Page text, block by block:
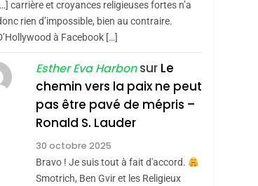
Contre
L’antisémitisme
FRANCE ISRAÉL
FIÈRE, DIGNE ET
RÉSILIENTE :
POURQUOI JE
REVENDIQUE MA
JUDAÏTE Par Thérèse
Zrihen-Dvir
ISRAÉL JUDAISME
CE QUI NOUS
MANQUE – Jacques
Hadida
JUDAISME
[…] carrière et croyances religieuses fortes n’a
rien d’impossible, bien au contraire.
à Facebook […]
Esther Eva Harbonsur Le
chemin vers la paix ne peut
pas être pavé de mépris –
Ronald S. Lauder
30 octobre 2025
Bravo ! Je suis tout à fait d'accord.
Smotrich, Ben Gvir et les Religieux